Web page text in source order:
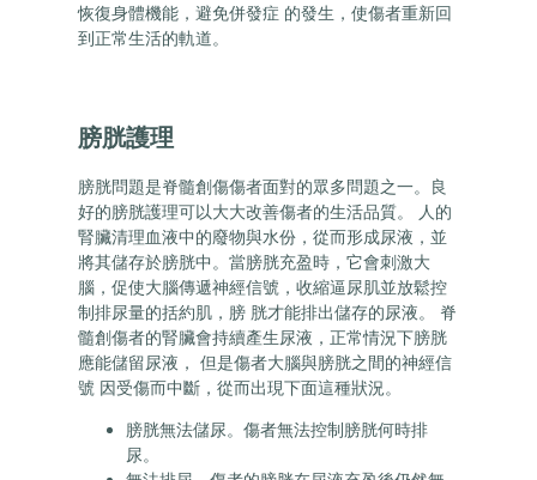
恢復身體機能，避免併發症 的發生，使傷者重新回
到正常生活的軌道。
膀胱護理
膀胱問題是脊髓創傷傷者面對的眾多問題之一。良
好的膀胱護理可以大大改善傷者的生活品質。 人的
腎臟清理血液中的廢物與水份，從而形成尿液，並
將其儲存於膀胱中。當膀胱充盈時，它會刺激大
腦，促使大腦傳遞神經信號，收縮逼尿肌並放鬆控
制排尿量的括約肌，膀 胱才能排出儲存的尿液。 脊
髓創傷者的腎臟會持續產生尿液，正常情況下膀胱
應能儲留尿液， 但是傷者大腦與膀胱之間的神經信
號 因受傷而中斷，從而出現下面這種狀況。
膀胱無法儲尿。傷者無法控制膀胱何時排
尿。